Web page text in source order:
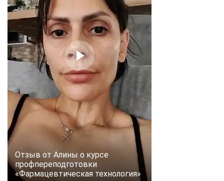
Отзыв от Алины о курсе
профпереподготовки
«Фармацевтическая технология»